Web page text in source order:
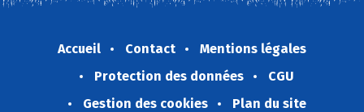
Accueil Contact
Mentions légales
Protection des données
CGU
Gestion des cookies
Plan du site